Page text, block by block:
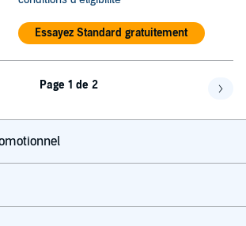
Essayez Standard gratuitement
Page 1 de 2